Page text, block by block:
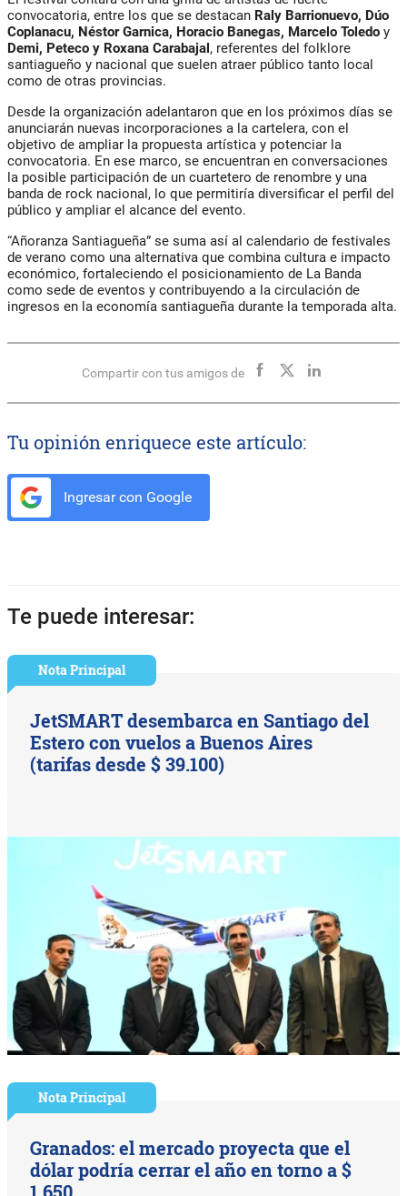
convocatoria, entre los que se destacan Raly Barrionuevo, Dúo
Coplanacu, Néstor Garnica, Horacio Banegas, Marcelo Toledo y
Demi, Peteco y Roxana Carabajal, referentes del folklore
santiagueño y nacional que suelen atraer público tanto local
como de otras provincias.
Desde la organización adelantaron que en los próximos días se
anunciarán nuevas incorporaciones a la cartelera, con el
objetivo de ampliar la propuesta artística y potenciar la
convocatoria. En ese marco, se encuentran en conversaciones
la posible participación de un cuartetero de renombre y una
banda de rock nacional, lo que permitiría diversificar el perfil del
público y ampliar el alcance del evento.
“Añoranza Santiagueña” se suma así al calendario de festivales
de verano como una alternativa que combina cultura e impacto
económico, fortaleciendo el posicionamiento de La Banda
como sede de eventos y contribuyendo a la circulación de
ingresos en la economía santiagueña durante la temporada alta.
Compartir con tus amigos de
Tu opinión enriquece este artículo:
Ingresar con Google
Te puede interesar:
Nota Principal
JetSMART desembarca en Santiago del
Estero con vuelos a Buenos Aires
(tarifas desde $ 39.100)
Nota Principal
Granados: el mercado proyecta que el
dólar podría cerrar el año en torno a $